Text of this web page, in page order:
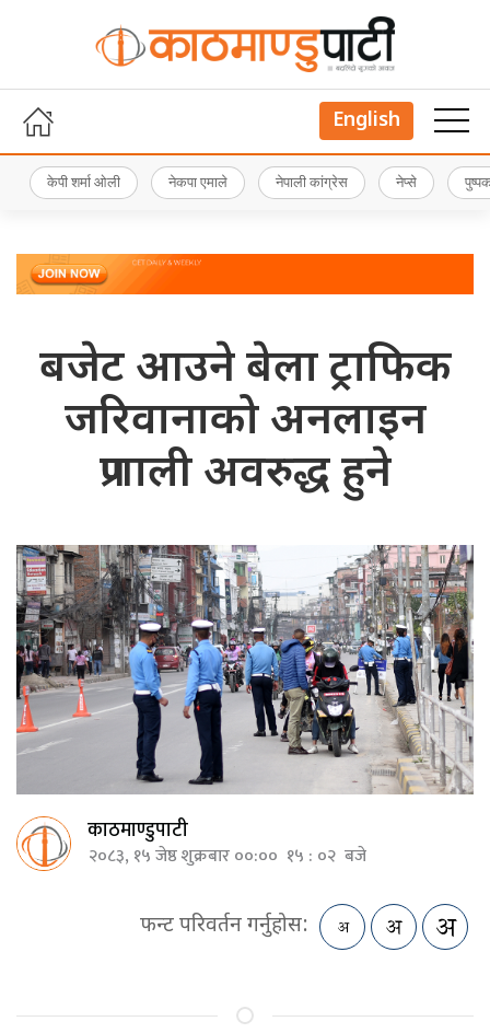
English
केपी शर्मा ओली नेकपा एमाले नेपाली कांग्रेस नेप्से
बजेट आउने बेला ट्राफिक
जरिवानाको अनलाइन
प्रणाली अवरुद्ध हुने
काठमाण्डुपाटी
२०८३, १५ जेष्ठ शुक्रबार ००:०० १५ : ०२ बजे
फन्ट परिवर्तन गर्नुहोस: